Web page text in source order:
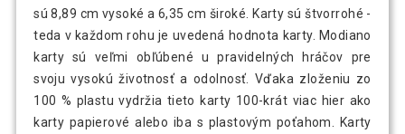
sú 8,89 cm vysoké a 6,35 cm široké. Karty sú štvorrohé -
teda v každom rohu je uvedená hodnota karty. Modiano
karty sú veľmi obľúbené u pravidelných hráčov pre
svoju vysokú životnosť a odolnosť. Vďaka zloženiu zo
100 % plastu vydržia tieto karty 100-krát viac hier ako
karty papierové alebo iba s plastovým poťahom. Karty